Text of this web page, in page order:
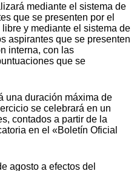
mediante el sistema de
que se presenten por el
y mediante el sistema de
aspirantes que se presenten
interna, con las
que se
una duración máxima de
se celebrará en un
contados a partir de la
en el «Boletín Oficial
agosto a efectos del